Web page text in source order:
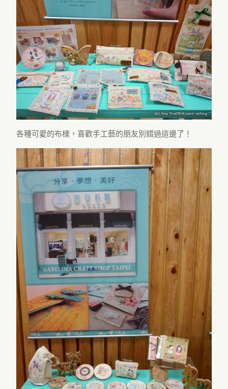
各種可愛的布樣，喜歡手工藝的朋友別錯過這邊了！